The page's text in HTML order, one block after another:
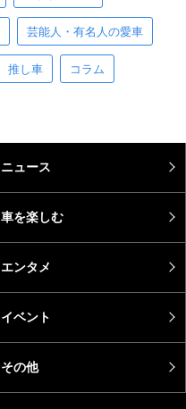
芸能人・有名人の愛車
推し車 コラム
ニュース
車を楽しむ
エンタメ
イベント
その他